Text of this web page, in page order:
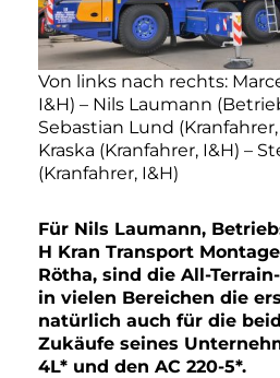
Von links nach rechts:
I&H) – Nils Laumann
Sebastian Lund
Kraska (Kranfahrer, I&H) –
(Kranfahrer, I&H)
Für Nils Laumann,
H Kran Transport
Rötha, sind die All-
in vielen Bereichen die
natürlich auch für die
Zukäufe seines
4L* und den AC 220-5*.